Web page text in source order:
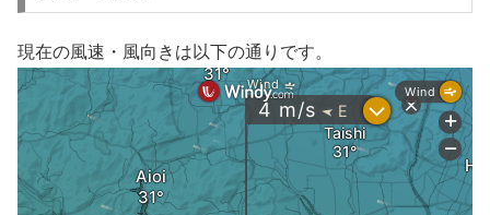
現在の風速・風向きは以下の通りです。